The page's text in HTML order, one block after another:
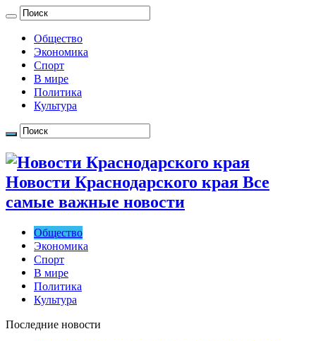
Общество
Экономика
Спорт
В мире
Политика
Культура
Новости Краснодарского края Все
самые важные новости
Общество
Экономика
Спорт
В мире
Политика
Культура
Последние новости